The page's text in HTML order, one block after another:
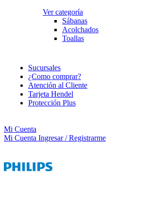
Ver categoría
Sábanas
Acolchados
Toallas
Sucursales
¿Como comprar?
Atención al Cliente
Tarjeta Hendel
Protección Plus
Mi Cuenta
Mi Cuenta Ingresar / Registrarme